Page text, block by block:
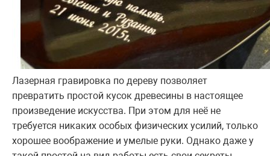
Лазерная гравировка по дереву позволяет
превратить простой кусок древесины в настоящее
произведение искусства. При этом для неё не
требуется никаких особых физических усилий, только
хорошее воображение и умелые руки. Однако даже у